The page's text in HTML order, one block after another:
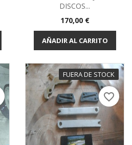
DISCOS...
Precio
170,00 €
AÑADIR AL CARRITO
FUERA DE STOCK
favorite_border